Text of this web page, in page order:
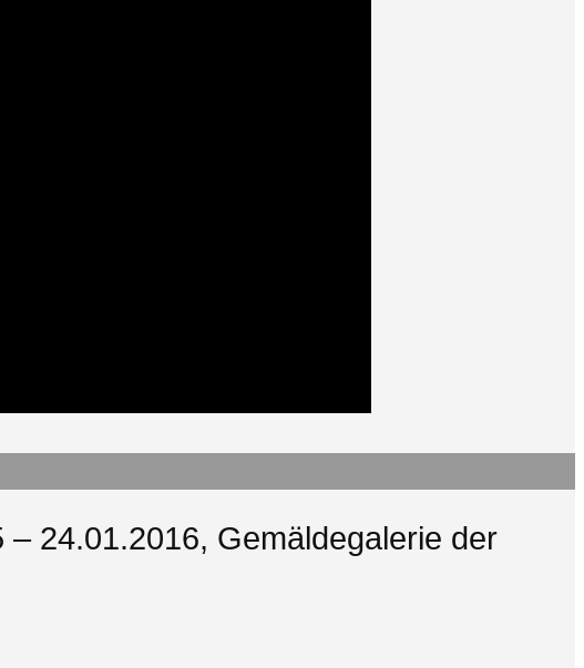
– 24.01.2016, Gemäldegalerie der